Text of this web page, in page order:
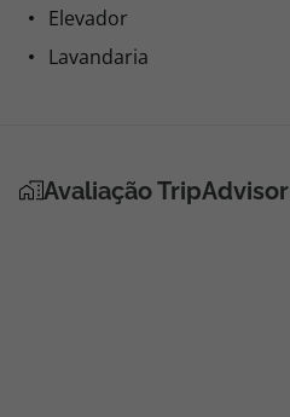
Elevador
Lavandaria
Avaliação TripAdvisor